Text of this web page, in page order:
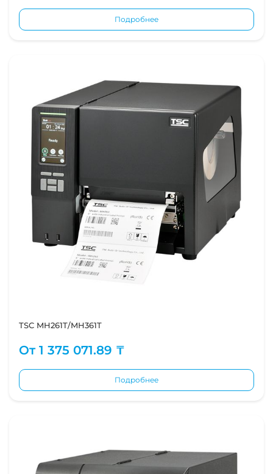
Подробнее
TSC MH261T/MH361T
От1 375 071.89 ₸
Подробнее